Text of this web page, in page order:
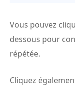
Vous pouvez
dessous pour
répétée.
Cliquez